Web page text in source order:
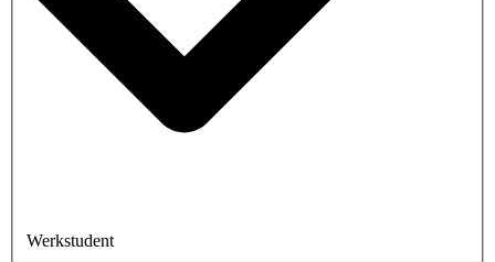
Werkstudent